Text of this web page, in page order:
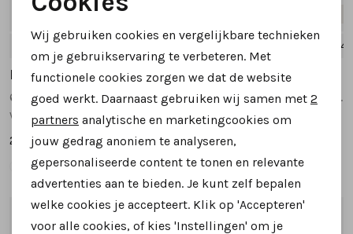
5
Durea
6316 605 sneakers zwart combinatie
wijdte H
269,95
4.5 +4
Durea
6318 605 sneakers zwart combinatie
wijdte H
269,95
Noodzakelijke cookies
Personalisatie cookies
Analytische cookies
Marketing cookies
Wij gebruiken cookies en vergelijkbare technieken
om je gebruikservaring te verbeteren. Met
functionele cookies zorgen we dat de website
goed werkt. Daarnaast gebruiken wij samen met 2
partners analytische en marketingcookies om
jouw gedrag anoniem te analyseren,
gepersonaliseerde content te tonen en relevante
advertenties aan te bieden. Je kunt zelf bepalen
welke cookies je accepteert. Klik op 'Accepteren'
voor alle cookies, of kies 'Instellingen' om je